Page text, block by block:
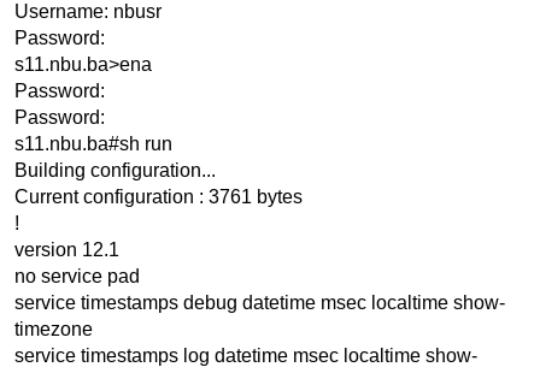
Username: nbusr
Password:
s11.nbu.ba>ena
Password:
Password:
s11.nbu.ba#sh run
Building configuration...
Current configuration : 3761 bytes
!
version 12.1
no service pad
service timestamps debug datetime msec localtime show-
timezone
service timestamps log datetime msec localtime show-